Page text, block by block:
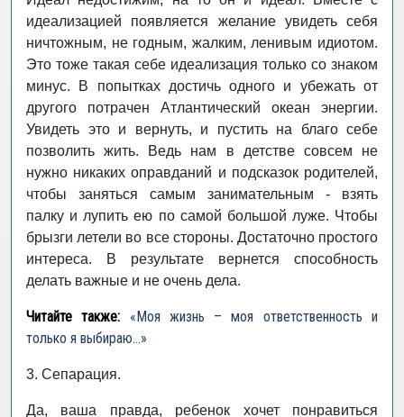
идеализацией появляется желание увидеть себя
ничтожным, не годным, жалким, ленивым идиотом.
Это тоже такая себе идеализация только со знаком
минус. В попытках достичь одного и убежать от
другого потрачен Атлантический океан энергии.
Увидеть это и вернуть, и пустить на благо себе
позволить жить. Ведь нам в детстве совсем не
нужно никаких оправданий и подсказок родителей,
чтобы заняться самым занимательным - взять
палку и лупить ею по самой большой луже. Чтобы
брызги летели во все стороны. Достаточно простого
интереса. В результате вернется способность
делать важные и не очень дела.
Читайте также:
«Моя жизнь – моя ответственность и
только я выбираю…»
3. Сепарация.
Да, ваша правда, ребенок хочет понравиться